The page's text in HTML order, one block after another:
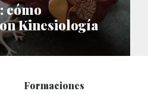
cómo
Kinesiología
Formaciones